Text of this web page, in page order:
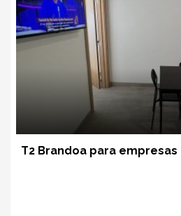
T2 Brandoa para empresas